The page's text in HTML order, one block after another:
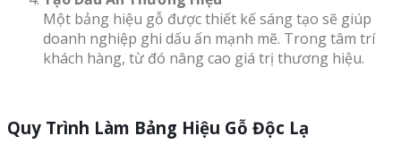
Một bảng hiệu gỗ được thiết kế sáng tạo sẽ giúp
doanh nghiệp ghi dấu ấn mạnh mẽ. Trong tâm trí
khách hàng, từ đó nâng cao giá trị thương hiệu.
Quy Trình Làm Bảng Hiệu Gỗ Độc Lạ